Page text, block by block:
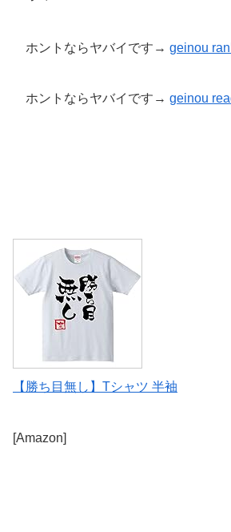
ホントならヤバイです→ geinou
ホントならヤバイです→ geinou
【勝ち目無し】Tシャツ 半袖
[Amazon]